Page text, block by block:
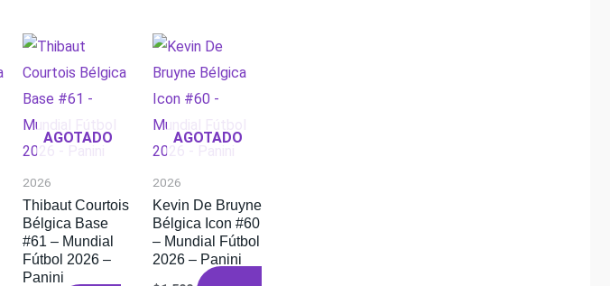
AGOTADO
2026
Thibaut Courtois
Bélgica Base
#61 – Mundial
Fútbol 2026 –
Panini
AGOTADO
2026
Kevin De Bruyne
Bélgica Icon #60
– Mundial Fútbol
2026 – Panini